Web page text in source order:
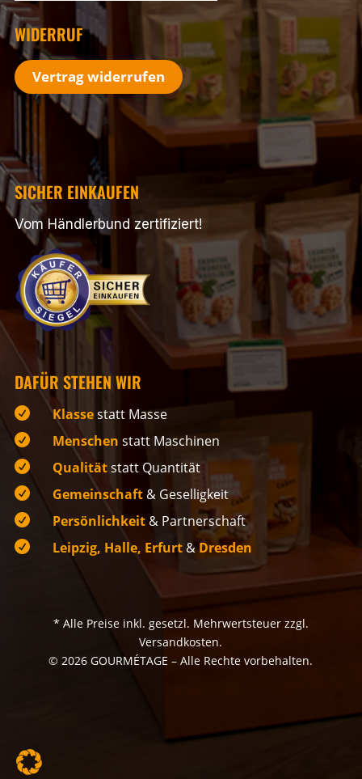
WIDERRUF
Vertrag widerrufen
SICHER EINKAUFEN
Vom Händlerbund zertifiziert!
DAFÜR STEHEN WIR
 Klassestatt Masse
 Menschen statt Maschinen
 Qualitätstatt Quantität
 Gemeinschaft & Geselligkeit
 Persönlichkeit & Partnerschaft
 Leipzig, Halle, Erfurt &Dresden
* Alle Preise inkl. gesetzl. Mehrwertsteuer zzgl.
Versandkosten.
© 2026 GOURMÉTAGE – Alle Rechte vorbehalten.